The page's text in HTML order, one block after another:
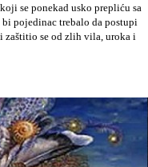
se ponekad usko prepliću sa
pojedinac trebalo da postupi
zaštitio se od zlih vila, uroka i